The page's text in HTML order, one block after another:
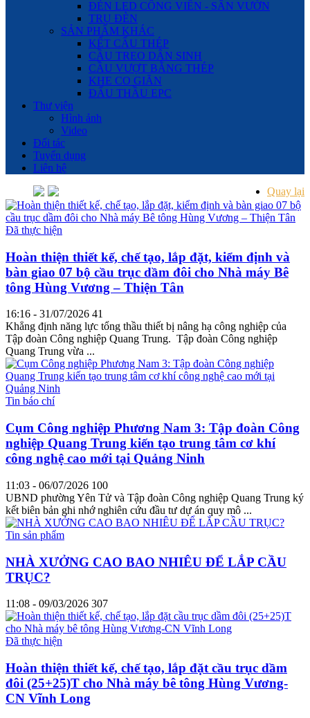
ĐÈN LED CÔNG VIÊN - SÂN VƯỜN
TRỤ ĐÈN
SẢN PHẨM KHÁC
KẾT CẤU THÉP
CẦU TREO DÂN SINH
CẦU VƯỢT BẰNG THÉP
KHE CO GIÃN
ĐẤU THẦU EPC
Thư viện
Hình ảnh
Video
Đối tác
Tuyển dụng
Liên hệ
Quay lại
Đã thực hiện
Hoàn thiện thiết kế, chế tạo, lắp đặt, kiểm định và
bàn giao 07 bộ cầu trục dầm đôi cho Nhà máy Bê
tông Hùng Vương – Thiện Tân
16:16 - 31/07/2026 41
Khẳng định năng lực tổng thầu thiết bị nâng hạ công nghiệp của
Tập đoàn Công nghiệp Quang Trung. Tập đoàn Công nghiệp
Quang Trung vừa ...
Tin báo chí
Cụm Công nghiệp Phương Nam 3: Tập đoàn Công
nghiệp Quang Trung kiến tạo trung tâm cơ khí
công nghệ cao mới tại Quảng Ninh
11:03 - 06/07/2026 100
UBND phường Yên Tử và Tập đoàn Công nghiệp Quang Trung ký
kết biên bản ghi nhớ nghiên cứu đầu tư dự án quy mô ...
Tin sản phẩm
NHÀ XƯỞNG CAO BAO NHIÊU ĐỂ LẮP CẦU
TRỤC?
11:08 - 09/03/2026 307
Đã thực hiện
Hoàn thiện thiết kế, chế tạo, lắp đặt cầu trục dầm
đôi (25+25)T cho Nhà máy bê tông Hùng Vương-
CN Vĩnh Long